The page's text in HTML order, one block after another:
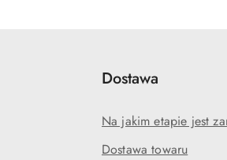
Dostawa
Na jakim etapie jest
Dostawa towaru